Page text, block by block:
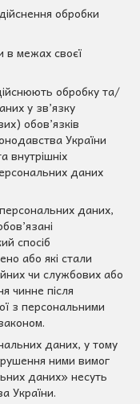
обробки
в межах своєї
обробку та/
у зв’язку
обов’язків
України
внутрішніх
даних
даних,
спосіб
або які стали
чи службових або
чинне після
з персональними
даних, у тому
ними вимог
даних» несуть
України.